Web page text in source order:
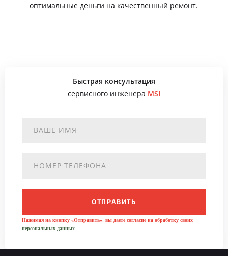
оптимальные деньги на качественный ремонт.
Быстрая консультация
сервисного инженера MSI
ОТПРАВИТЬ
Нажимая на кнопку «Отправить», вы даете согласие на обработку своих
персональных данных